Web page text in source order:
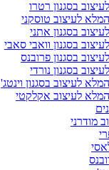
בסגנון רטרו
לעיצוב טוסקני
בסגנון אתני
בסגנון וואבי סאבי
בסגנון פרובנס
בסגנון נורדי
לעיצוב בסגנון וינטג'
לעיצוב אקלקטי
מודרני